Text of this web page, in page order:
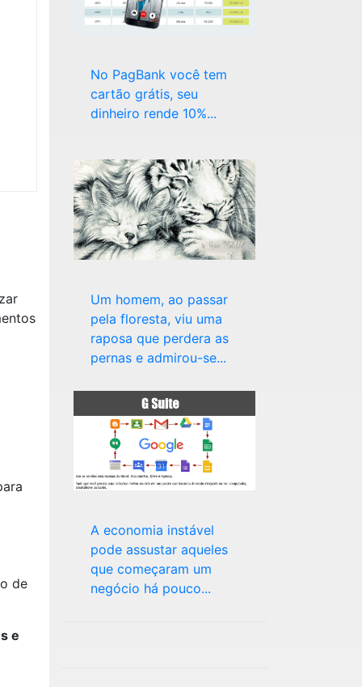
de
e
No PagBank você tem
cartão grátis, seu
dinheiro rende 10%...
Um homem, ao passar
pela floresta, viu uma
raposa que perdera as
pernas e admirou-se...
A economia instável
pode assustar aqueles
que começaram um
negócio há pouco...